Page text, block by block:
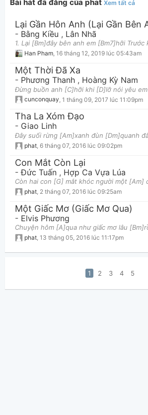
Bài hát đã đăng của phat Xem tất cả
- Bằng Kiều , Lân Nhã
Han Pham, 16 tháng 12, 2019 lúc 05:43am
Một Thời Đã Xa
- Phương Thanh , Hoàng Kỳ Nam
cunconquay 1 tháng 09, 2017 lúc 11:09pm
Tha La Xóm Đạo
- Giao Linh
phat 6 tháng 07, 2016 lúc 09:02pm
Con Mắt Còn Lại
-Đức Tuấn , Hợp Ca Vựa Lúa
phat 2 tháng 07, 2016 lúc 09:25am
Một Giấc Mơ (Giấc Mơ Qua)
- Elvis Phương
phat 13 tháng 05, 2016 lúc 11:17pm
1 2 3 4 5